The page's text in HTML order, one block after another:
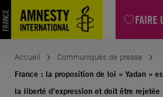
FAIRE
Aller
au
contenu
Accueil
Communiqués de presse
France : la proposition de loi « Yadan »
la liberté d’expression et doit être rejetée